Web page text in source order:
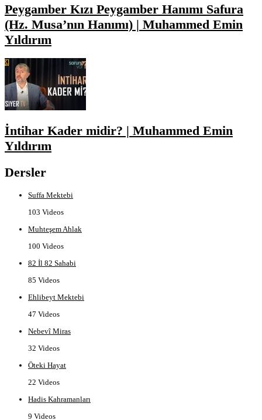
Peygamber Kızı Peygamber Hanımı Safura
(Hz. Musa’nın Hanımı) | Muhammed Emin
Yıldırım
İntihar Kader midir? | Muhammed Emin
Yıldırım
Dersler
Suffa Mektebi
103 Videos
Muhteşem Ahlak
100 Videos
82 İl 82 Sahabi
85 Videos
Ehlibeyt Mektebi
47 Videos
Nebevî Miras
32 Videos
Öteki Hayat
22 Videos
Hadis Kahramanları
9 Videos